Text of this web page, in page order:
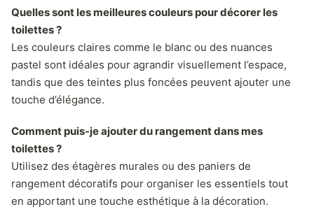
Quelles sont les meilleures couleurs pour décorer les
toilettes ?
Les couleurs claires comme le blanc ou des nuances
pastel sont idéales pour agrandir visuellement l’espace,
tandis que des teintes plus foncées peuvent ajouter une
touche d’élégance.
Comment puis-je ajouter du rangement dans mes
toilettes ?
Utilisez des étagères murales ou des paniers de
rangement décoratifs pour organiser les essentiels tout
en apportant une touche esthétique à la décoration.